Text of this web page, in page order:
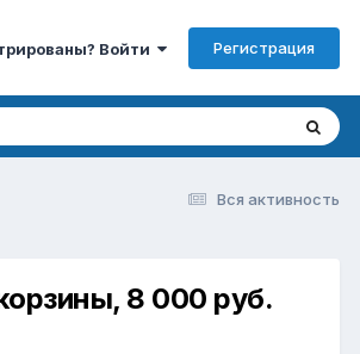
Войти Регистрация
Вся активность
8 000 руб.